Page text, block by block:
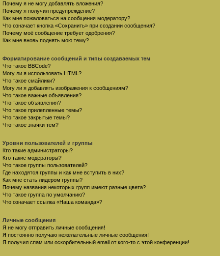
Почему я не могу добавлять вложения?
Почему я получил предупреждение?
Как мне пожаловаться на сообщения модератору?
Что означает кнопка «Сохранить» при создании сообщения?
Почему моё сообщение требует одобрения?
Как мне вновь поднять мою тему?
Форматирование сообщений и типы создаваемых тем
Что такое BBCode?
Могу ли я использовать HTML?
Что такое смайлики?
Могу ли я добавлять изображения к сообщениям?
Что такое важные объявления?
Что такое объявления?
Что такое прилепленные темы?
Что такое закрытые темы?
Что такое значки тем?
Уровни пользователей и группы
Кто такие администраторы?
Кто такие модераторы?
Что такое группы пользователей?
Где находятся группы и как мне вступить в них?
Как мне стать лидером группы?
Почему названия некоторых групп имеют разные цвета?
Что такое группа по умолчанию?
Что означает ссылка «Наша команда»?
Личные сообщения
Я не могу отправить личные сообщения!
Я постоянно получаю нежелательные личные сообщения!
Я получил спам или оскорбительный email от кого-то с этой конференции!